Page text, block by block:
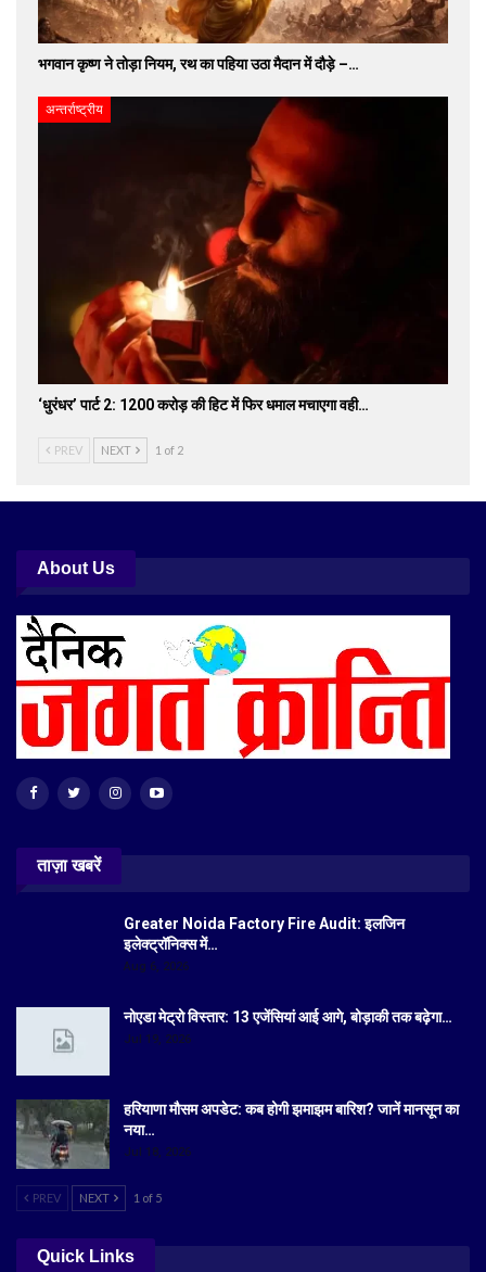
भगवान कृष्ण ने तोड़ा नियम, रथ का पहिया उठा मैदान में दौड़े –…
अन्तर्राष्ट्रीय
‘धुरंधर’ पार्ट 2: 1200 करोड़ की हिट में फिर धमाल मचाएगा वही…
PREV NEXT 1 of 2
About Us
ताज़ा खबरें
Greater Noida Factory Fire Audit: इलजिन
इलेक्ट्रॉनिक्स में…
Aug 6, 2026
नोएडा मेट्रो विस्तार: 13 एजेंसियां आई आगे, बोड़ाकी तक बढ़ेगा…
Jul 19, 2026
हरियाणा मौसम अपडेट: कब होगी झमाझम बारिश? जानें मानसून का
नया…
Jul 18, 2026
PREV NEXT 1 of 5
Quick Links